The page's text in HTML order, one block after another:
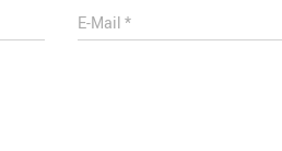
E-Mail*